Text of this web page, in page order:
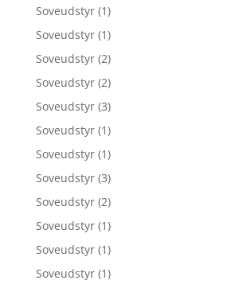
Soveudstyr (1)
Soveudstyr (1)
Soveudstyr (2)
Soveudstyr (2)
Soveudstyr (3)
Soveudstyr (1)
Soveudstyr (1)
Soveudstyr (3)
Soveudstyr (2)
Soveudstyr (1)
Soveudstyr (1)
Soveudstyr (1)